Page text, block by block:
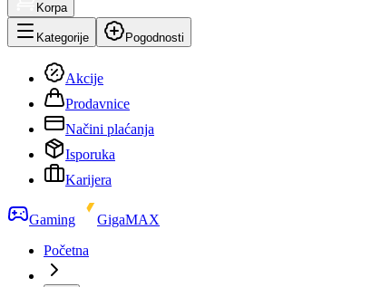
Korpa
Kategorije Pogodnosti
Akcije
Prodavnice
Načini plaćanja
Isporuka
Karijera
Gaming
GigaMAX
Početna